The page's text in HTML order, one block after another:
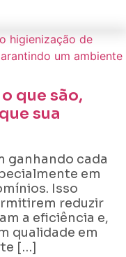
que são,
sua
ganhando cada
em
Isso
reduzir
a eficiência e,
qualidade em
[…]